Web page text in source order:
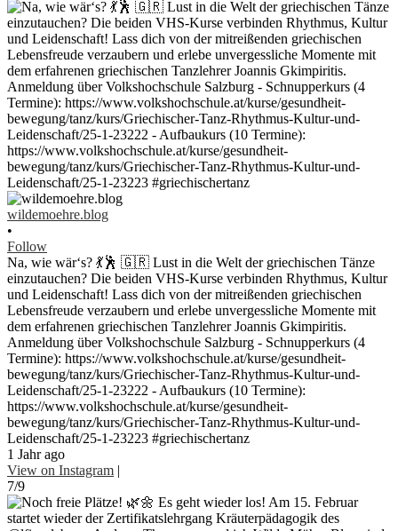
wildemoehre.blog
•
Follow
Na, wie wär‘s? 💃🕺 🇬🇷 Lust in die Welt der griechischen Tänze
einzutauchen? Die beiden VHS-Kurse verbinden Rhythmus, Kultur
und Leidenschaft! Lass dich von der mitreißenden griechischen
Lebensfreude verzaubern und erlebe unvergessliche Momente mit
dem erfahrenen griechischen Tanzlehrer Joannis Gkimpiritis.
Anmeldung über Volkshochschule Salzburg - Schnupperkurs (4
Termine): https://www.volkshochschule.at/kurse/gesundheit-
bewegung/tanz/kurs/Griechischer-Tanz-Rhythmus-Kultur-und-
Leidenschaft/25-1-23222 - Aufbaukurs (10 Termine):
https://www.volkshochschule.at/kurse/gesundheit-
bewegung/tanz/kurs/Griechischer-Tanz-Rhythmus-Kultur-und-
Leidenschaft/25-1-23223 #griechischertanz
1 Jahr ago
View on Instagram |
7/9